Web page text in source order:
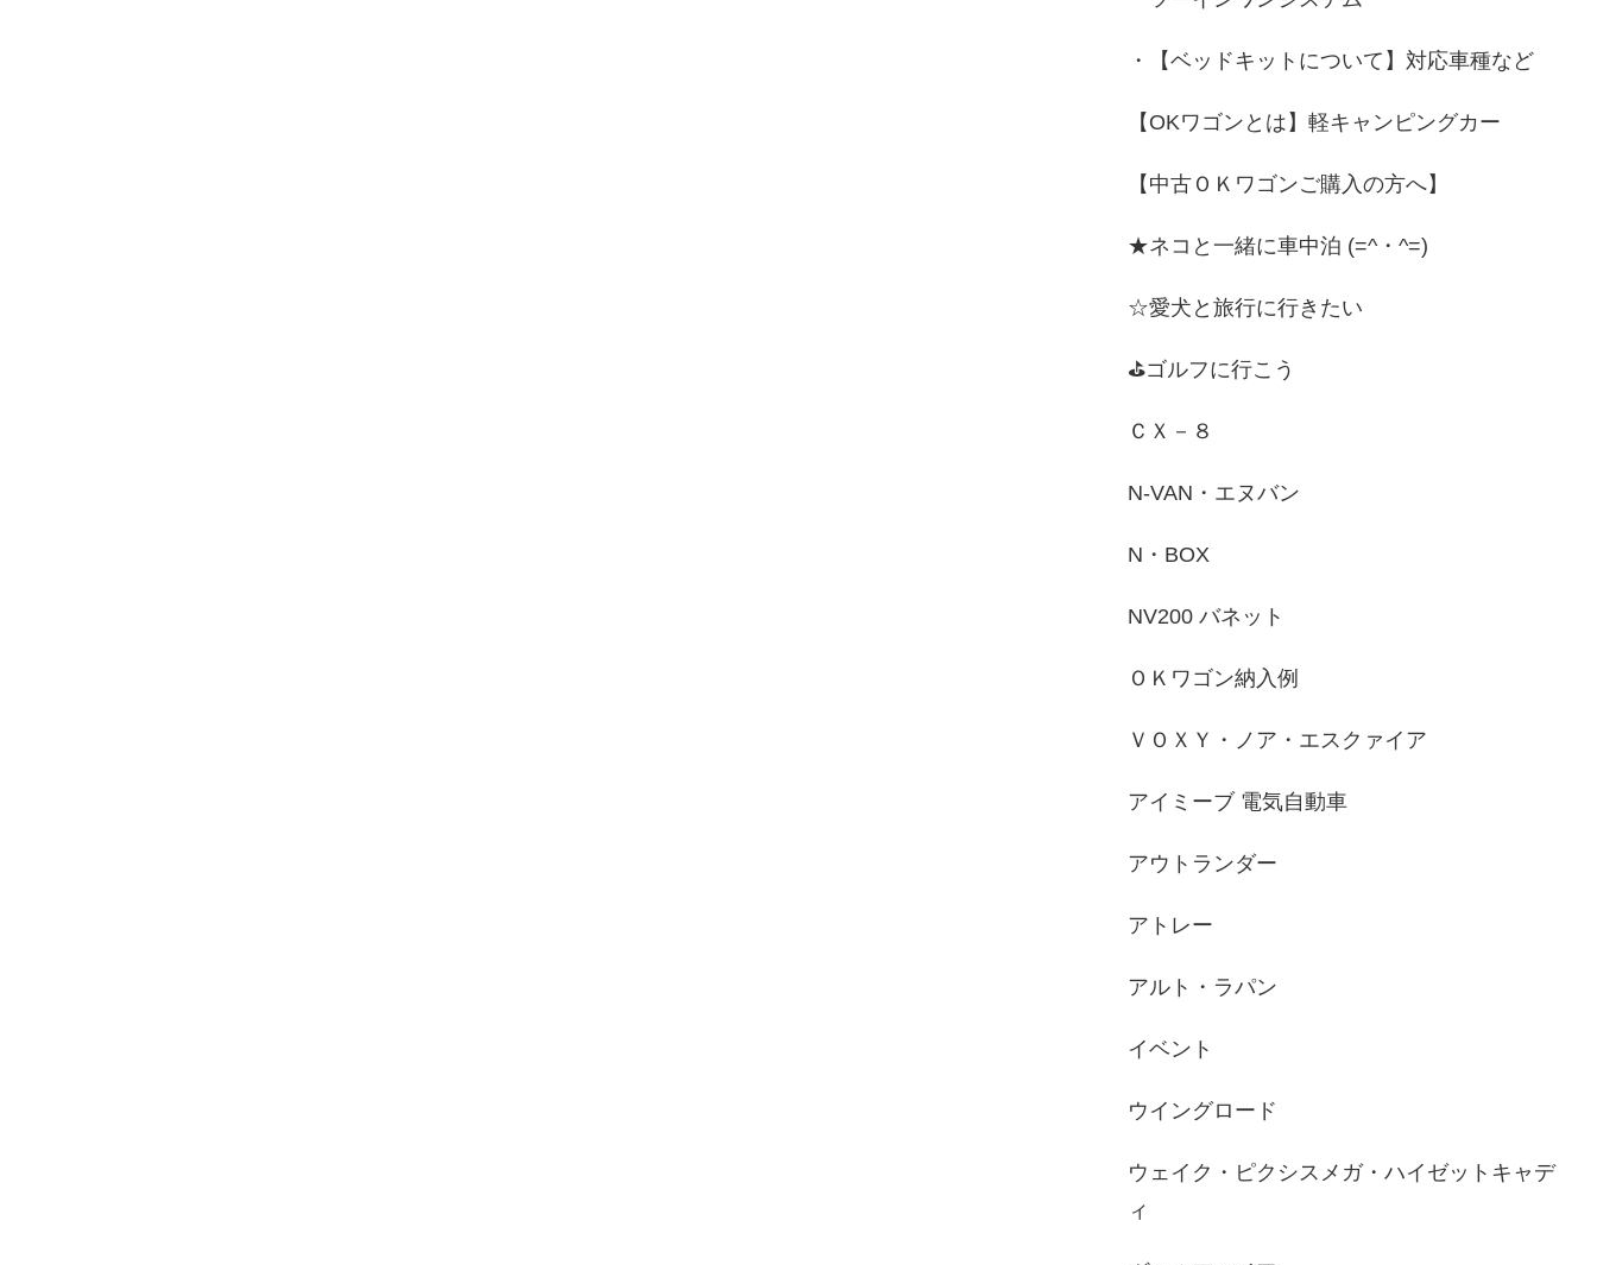
・【ベッドキットについて】対応車種など
【OKワゴンとは】軽キャンピングカー
【中古ＯＫワゴンご購入の方へ】
★ネコと一緒に車中泊 (=^・^=)
☆愛犬と旅行に行きたい
⛳ゴルフに行こう
ＣＸ－８
N-VAN・エヌバン
N・BOX
NV200 バネット
ＯＫワゴン納入例
ＶＯＸＹ・ノア・エスクァイア
アイミーブ 電気自動車
アウトランダー
アトレー
アルト・ラパン
イベント
ウイングロード
ウェイク・ピクシスメガ・ハイゼットキャデ
ィ